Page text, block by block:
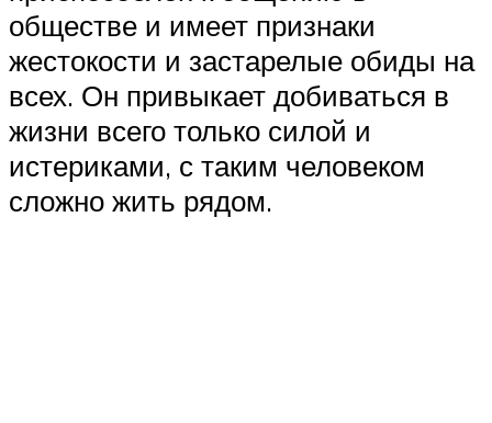
обществе и имеет признаки
жестокости и застарелые обиды на
всех. Он привыкает добиваться в
жизни всего только силой и
истериками, с таким человеком
сложно жить рядом.